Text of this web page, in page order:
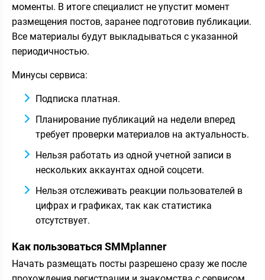
моменты. В итоге специалист не упустит момент
размещения постов, заранее подготовив публикации.
Все материалы будут выкладываться с указанной
периодичностью.
Минусы сервиса:
Подписка платная.
Планирование публикаций на недели вперед
требует проверки материалов на актуальность.
Нельзя работать из одной учетной записи в
нескольких аккаунтах одной соцсети.
Нельзя отслеживать реакции пользователей в
цифрах и графиках, так как статистика
отсутствует.
Как пользоваться SMMplanner
Начать размещать посты разрешено сразу же после